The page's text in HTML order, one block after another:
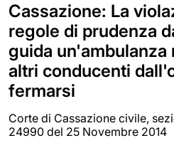
Cassazione: La
regole di prudenza
guida un'ambulanza
altri conducenti
fermarsi
Corte di Cassazione civile,
24990 del 25 Novembre 2014